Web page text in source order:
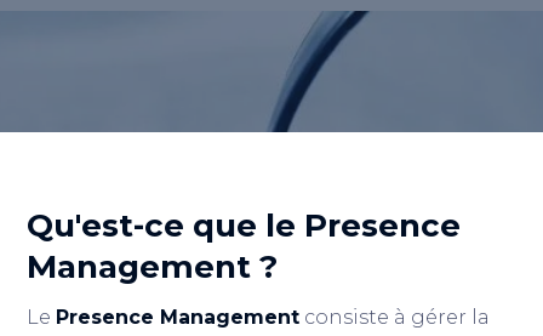
Qu'est-ce que le Presence
Management ?
Le Presence Management consiste à gérer la